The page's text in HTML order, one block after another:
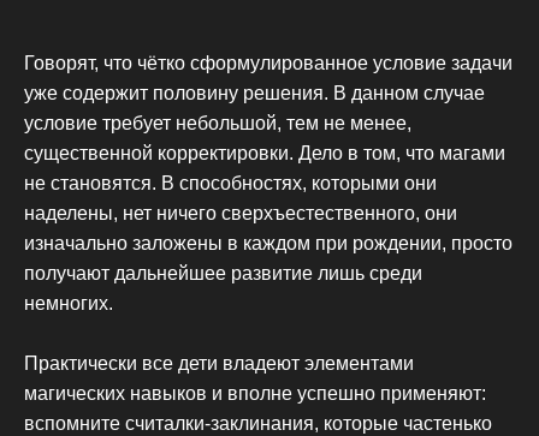
Говорят, что чётко сформулированное условие задачи
уже содержит половину решения. В данном случае
условие требует небольшой, тем не менее,
существенной корректировки. Дело в том, что магами
не становятся. В способностях, которыми они
наделены, нет ничего сверхъестественного, они
изначально заложены в каждом при рождении, просто
получают дальнейшее развитие лишь среди
немногих.
Практически все дети владеют элементами
магических навыков и вполне успешно применяют:
вспомните считалки-заклинания, которые частенько